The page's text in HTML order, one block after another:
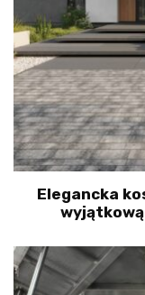
Elegancka